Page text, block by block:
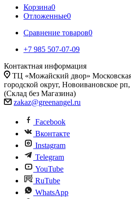
Корзина0
Отложенные0
Сравнение товаров0
+7 985 507-07-09
Контактная информация
ТЦ «Можайский двор»
городской округ, Новоивановское
(Склад без Магазина)
zakaz@greenangel.ru
Facebook
Вконтакте
Instagram
Telegram
YouTube
RuTube
WhatsApp